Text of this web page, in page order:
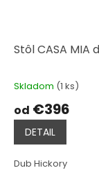
Stôl CASA MIA
Priemerné
produktu
je
5,0
z
5
hviezdičiek.
Skladom (1 ks)
od €396
DETAIL
Dub Hickory